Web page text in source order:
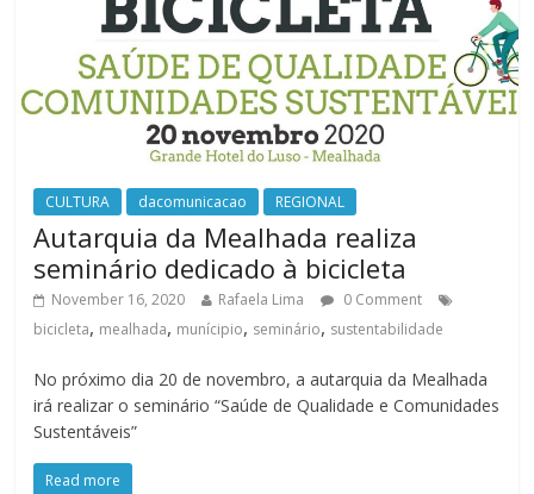
CULTURA dacomunicacao REGIONAL
Autarquia da Mealhada realiza
seminário dedicado à bicicleta
November 16, 2020 Rafaela Lima
0 Comment
bicicleta, mealhada, munícipio, seminário, sustentabilidade
No próximo dia 20 de novembro, a autarquia da Mealhada
irá realizar o seminário “Saúde de Qualidade e Comunidades
Sustentáveis”
Read more